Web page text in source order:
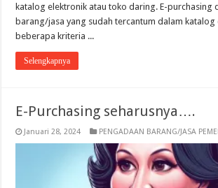
katalog elektronik atau toko daring. E-purchasing
barang/jasa yang sudah tercantum dalam katalog
beberapa kriteria ...
Selengkapnya
E-Purchasing seharusnya….
Januari 28, 2024 PENGADAAN BARANG/JASA